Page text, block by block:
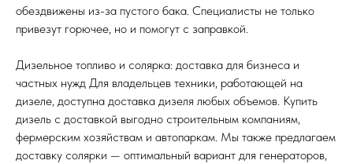
обездвижены из-за пустого бака. Специалисты не только
привезут горючее, но и помогут с заправкой.
Дизельное топливо и солярка: доставка для бизнеса и
частных нужд Для владельцев техники, работающей на
дизеле, доступна доставка дизеля любых объемов. Купить
дизель с доставкой выгодно строительным компаниям,
фермерским хозяйствам и автопаркам. Мы также предлагаем
доставку солярки — оптимальный вариант для генераторов,